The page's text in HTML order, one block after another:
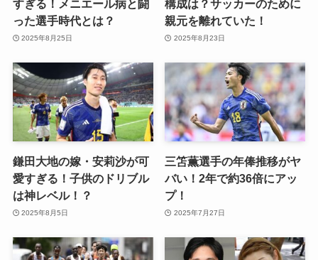
すぎる！メニエール病と闘
った選手時代とは？
2025年8月25日
構成は？サッカーのために
親元を離れていた！
2025年8月23日
鎌田大地の嫁・安莉沙が可
愛すぎる！子供のドリブル
は神レベル！？
2025年8月5日
三笘薫選手の年俸推移がヤ
バい！2年で約36倍にアッ
プ！
2025年7月27日